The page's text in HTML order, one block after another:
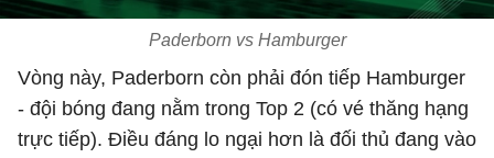
Paderborn vs Hamburger
Vòng này, Paderborn còn phải đón tiếp Hamburger
- đội bóng đang nằm trong Top 2 (có vé thăng hạng
trực tiếp). Điều đáng lo ngại hơn là đối thủ đang vào